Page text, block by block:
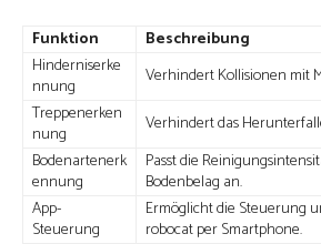
Funktion
Beschreibung
Hinderniserke
nnung
Verhindert Kollisionen mit
Treppenerken
nung
Verhindert das
Bodenartenerk
ennung
Passt die
Bodenbelag an.
App-
Steuerung
Ermöglicht die Steuerung
robocat per Smartphone.